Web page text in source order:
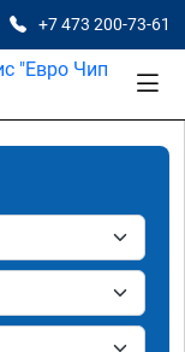
+7 473 200-73-61